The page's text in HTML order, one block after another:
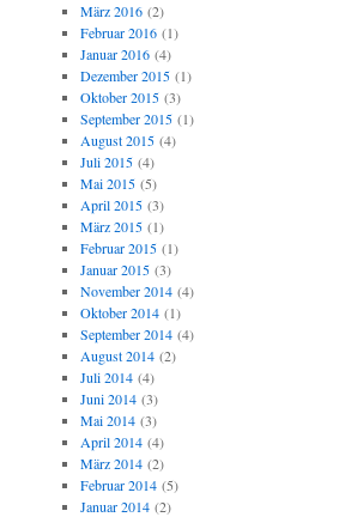
März 2016(2)
Februar 2016(1)
Januar 2016(4)
Dezember 2015(1)
Oktober 2015(3)
September 2015(1)
August 2015(4)
Juli 2015(4)
Mai 2015(5)
April 2015(3)
März 2015(1)
Februar 2015(1)
Januar 2015(3)
November 2014(4)
Oktober 2014(1)
September 2014(4)
August 2014(2)
Juli 2014(4)
Juni 2014(3)
Mai 2014(3)
April 2014(4)
März 2014(2)
Februar 2014(5)
Januar 2014(2)